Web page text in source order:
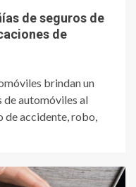
de seguros de
de
brindan un
automóviles al
de accidente, robo,